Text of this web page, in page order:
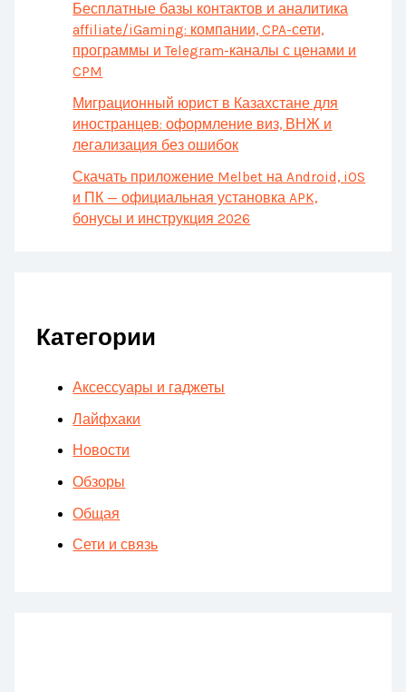
Бесплатные базы контактов и аналитика
affiliate/iGaming: компании, CPA-сети,
программы и Telegram-каналы с ценами и
CPM
Миграционный юрист в Казахстане для
иностранцев: оформление виз, ВНЖ и
легализация без ошибок
Скачать приложение Melbet на Android, iOS
и ПК — официальная установка APK,
бонусы и инструкция 2026
Категории
Аксессуары и гаджеты
Лайфхаки
Новости
Обзоры
Общая
Сети и связь